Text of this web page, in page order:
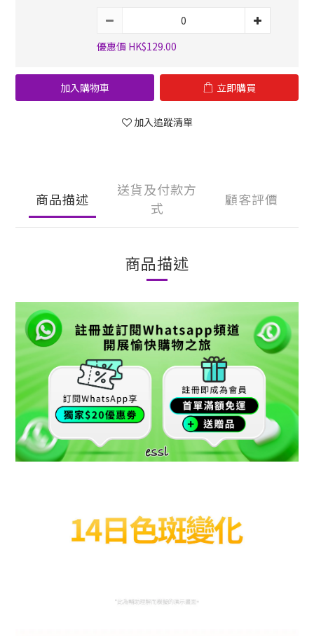
優惠價 HK$129.00
加入購物車 立即購買
加入追蹤清單
商品描述
送貨及付款方
式
顧客評價
商品描述